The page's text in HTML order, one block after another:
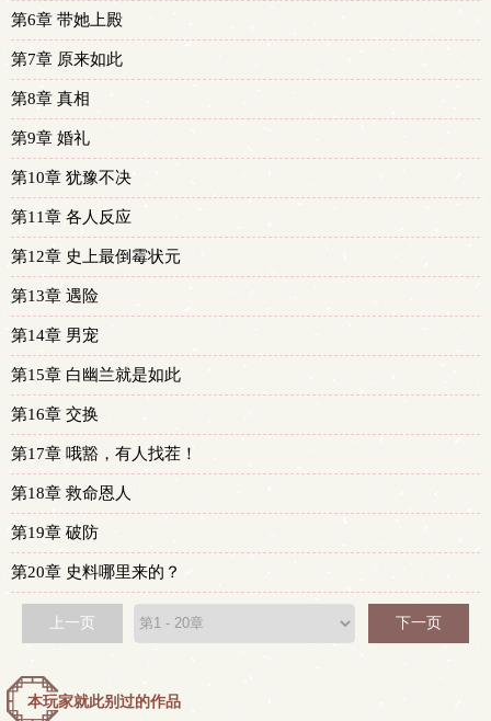
第6章 带她上殿
第7章 原来如此
第8章 真相
第9章 婚礼
第10章 犹豫不决
第11章 各人反应
第12章 史上最倒霉状元
第13章 遇险
第14章 男宠
第15章 白幽兰就是如此
第16章 交换
第17章 哦豁，有人找茬！
第18章 救命恩人
第19章 破防
第20章 史料哪里来的？
上一页 下一页
本玩家就此别过的作品